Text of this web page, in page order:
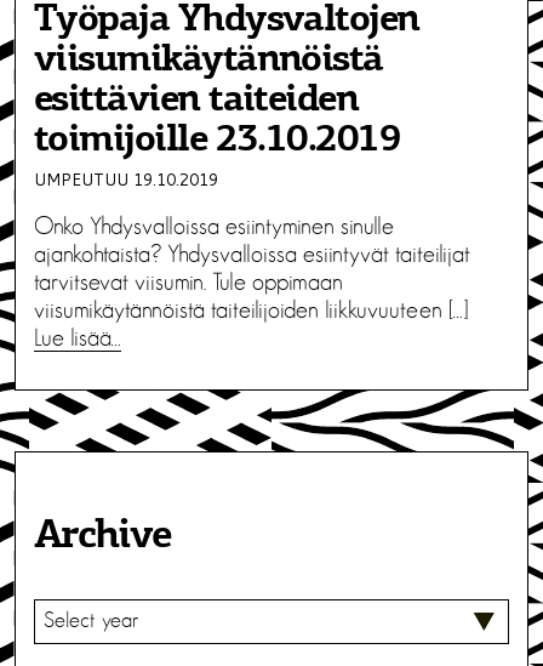
Työpaja Yhdysvaltojen
viisumikäytännöistä
esittävien taiteiden
toimijoille 23.10.2019
UMPEUTUU 19.10.2019
Onko Yhdysvalloissa esiintyminen sinulle
ajankohtaista? Yhdysvalloissa esiintyvät taiteilijat
tarvitsevat viisumin. Tule oppimaan
viisumikäytännöistä taiteilijoiden liikkuvuuteen […]
Lue lisää…
Archive
V